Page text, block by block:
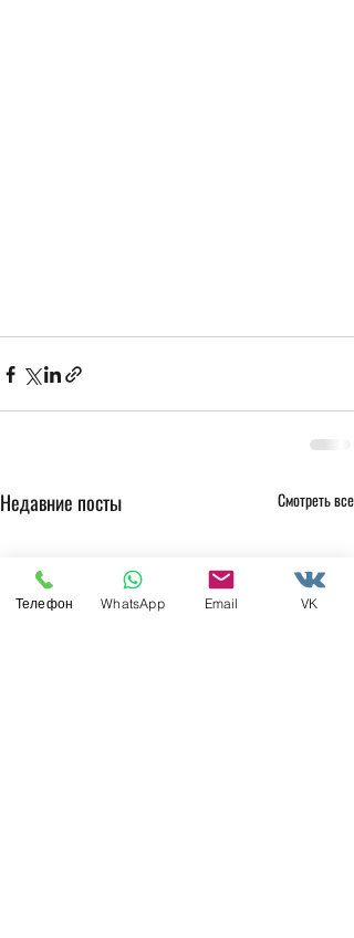
Недавние посты Смотреть все
Телефон WhatsApp Email VK